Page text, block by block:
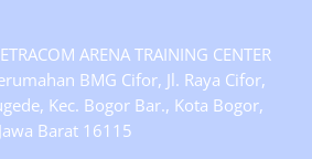
ARENA TRAINING CENTER
BMG Cifor, Jl. Raya Cifor,
Kec. Bogor Bar., Kota Bogor,
Jawa Barat 16115